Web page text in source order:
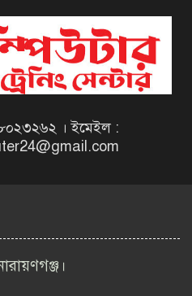
২০২৬ | Taxes Zone
Job Circular 2026
সংস্থা সেতু (SETU)
Circular 2026
| BIWTA Job Circular
। ইমেইল :